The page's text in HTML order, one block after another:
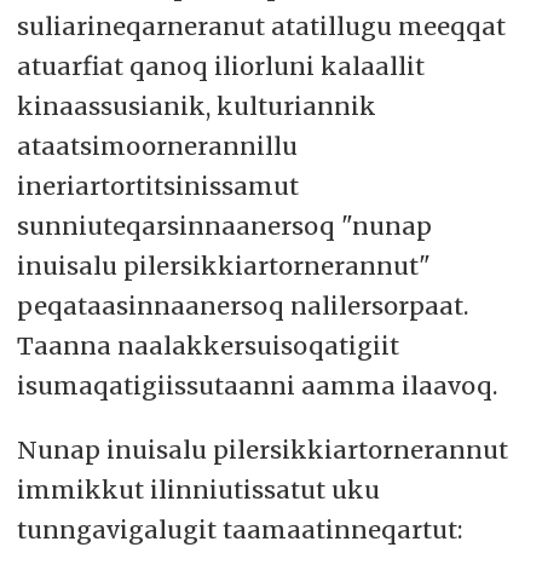
suliarineqarneranut atatillugu meeqqat
atuarfiat qanoq iliorluni kalaallit
kinaassusianik, kulturiannik
ataatsimoornerannillu
ineriartortitsinissamut
sunniuteqarsinnaanersoq "nunap
inuisalu pilersikkiartornerannut"
peqataasinnaanersoq nalilersorpaat.
Taanna naalakkersuisoqatigiit
isumaqatigiissutaanni aamma ilaavoq.
Nunap inuisalu pilersikkiartornerannut
immikkut ilinniutissatut uku
tunngavigalugit taamaatinneqartut: